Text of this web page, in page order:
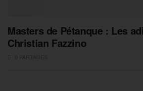
Masters de Pétanque : Les
Christian Fazzino